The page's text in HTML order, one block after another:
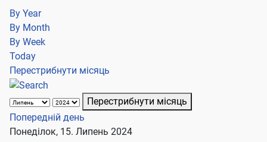
By Year
By Month
By Week
Today
Перестрибнути місяць
Перестрибнути місяць
Попередній день
Понеділок, 15. Липень 2024